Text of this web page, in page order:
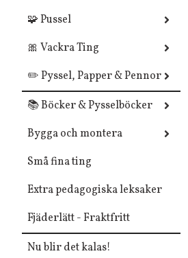
🧩 Pussel
🎀 Vackra Ting
✏️ Pyssel, Papper & Pennor
📚 Böcker & Pysselböcker
Bygga och montera
Små fina ting
Extra pedagogiska leksaker
Fjäderlätt - Fraktfritt
Nu blir det kalas!